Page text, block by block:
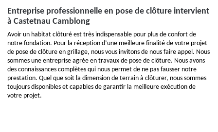
Entreprise professionnelle en pose de clôture intervient
à Castetnau Camblong
Avoir un habitat clôturé est très indispensable pour plus de confort de
notre fondation. Pour la réception d’une meilleure finalité de votre projet
de pose de clôture en grillage, nous vous invitons de nous faire appel. Nous
sommes une entreprise agrée en travaux de pose de clôture. Nous avons
des connaissances complètes qui nous permet de ne pas fausser notre
prestation. Quel que soit la dimension de terrain à clôturer, nous sommes
toujours disponibles et capables de garantir la meilleure exécution de
votre projet.